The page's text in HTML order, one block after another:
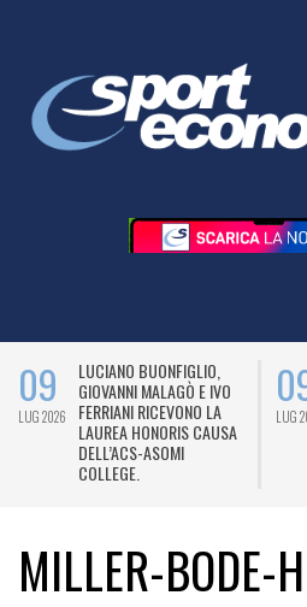
09
LUG 2026
LUCIANO BUONFIGLIO,
GIOVANNI MALAGÒ E IVO
FERRIANI RICEVONO LA
LAUREA HONORIS CAUSA
DELL’ACS-ASOMI
COLLEGE.
LUG
MILLER-BODE-